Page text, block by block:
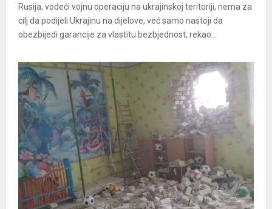
Rusija, vodeći vojnu operaciju na ukrajinskoj teritoriji, nema za
cilj da podijeli Ukrajinu na dijelove, već samo nastoji da
obezbijedi garancije za vlastitu bezbjednost, rekao...